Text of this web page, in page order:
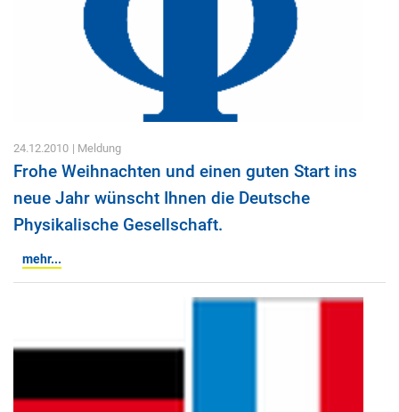
24.12.2010 | Meldung
Frohe Weihnachten und einen guten Start ins
neue Jahr wünscht Ihnen die Deutsche
Physikalische Gesellschaft.
mehr...